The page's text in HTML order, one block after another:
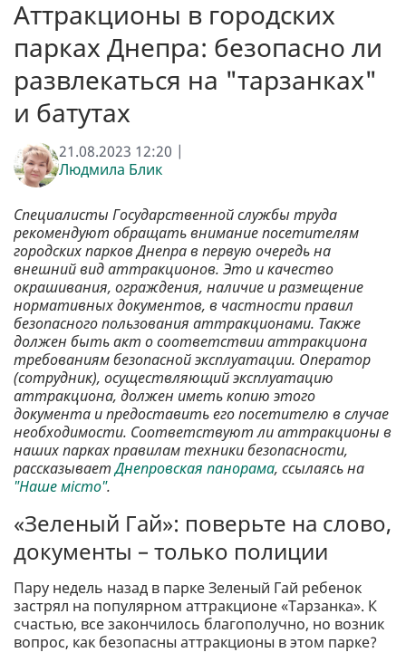
Аттракционы в городских
парках Днепра: безопасно ли
развлекаться на "тарзанках"
и батутах
21.08.2023 12:20 |
Людмила Блик
Специалисты Государственной службы труда
рекомендуют обращать внимание посетителям
городских парков Днепра в первую очередь на
внешний вид аттракционов. Это и качество
окрашивания, ограждения, наличие и размещение
нормативных документов, в частности правил
безопасного пользования аттракционами. Также
должен быть акт о соответствии аттракциона
требованиям безопасной эксплуатации. Оператор
(сотрудник), осуществляющий эксплуатацию
аттракциона, должен иметь копию этого
документа и предоставить его посетителю в случае
необходимости. Соответствуют ли аттракционы в
наших парках правилам техники безопасности,
рассказываетДнепровская панорама, ссылаясь на
"Наше місто".
«Зеленый Гай»: поверьте на слово,
документы – только полиции
Пару недель назад в парке Зеленый Гай ребенок
застрял на популярном аттракционе «Тарзанка». К
счастью, все закончилось благополучно, но возник
вопрос, как безопасны аттракционы в этом парке?